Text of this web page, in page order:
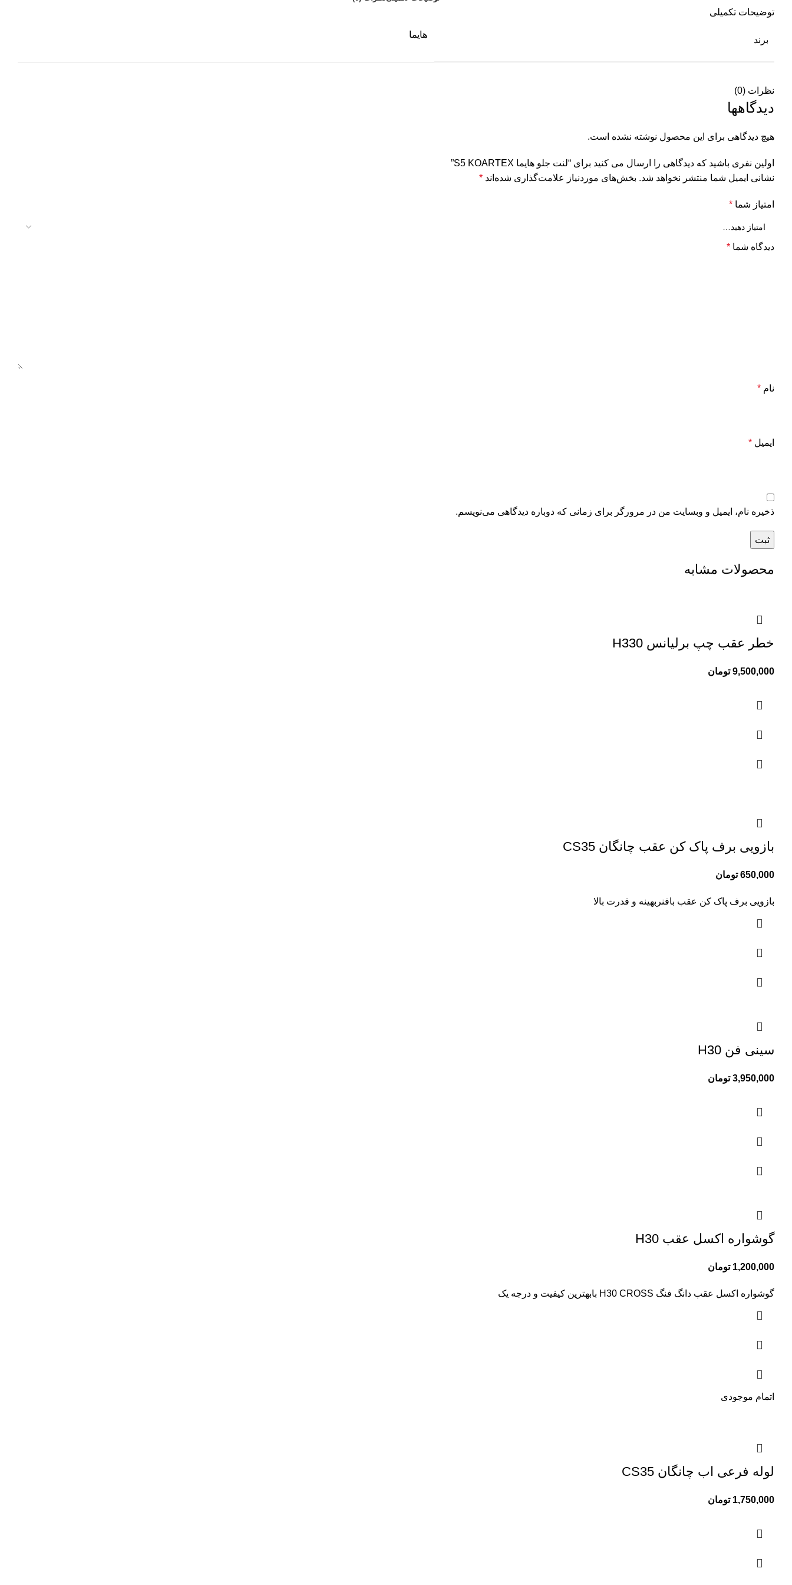
توضیحات تکمیلی
برند
هایما
نظرات (0)
دیدگاهها
هیچ دیدگاهی برای این محصول نوشته نشده است.
اولین نفری باشید که دیدگاهی را ارسال می کنید برای “لنت جلو هایما S5 KOARTEX”
نشانی ایمیل شما منتشر نخواهد شد. بخش‌های موردنیاز علامت‌گذاری شده‌اند *
امتیاز شما *
دیدگاه شما *
نام *
ایمیل *
ذخیره نام، ایمیل و وبسایت من در مرورگر برای زمانی که دوباره دیدگاهی می‌نویسم.
محصولات مشابه
خطر عقب چپ برلیانس H330
9,500,000 تومان
بازویی برف پاک کن عقب چانگان CS35
650,000 تومان
بازویی برف پاک کن عقب بافنربهینه و قدرت بالا
سینی فن H30
3,950,000 تومان
گوشواره اکسل عقب H30
1,200,000 تومان
گوشواره اکسل عقب دانگ فنگ H30 CROSS بابهترین کیفیت و درجه یک
اتمام موجودی
لوله فرعی اب چانگان CS35
1,750,000 تومان